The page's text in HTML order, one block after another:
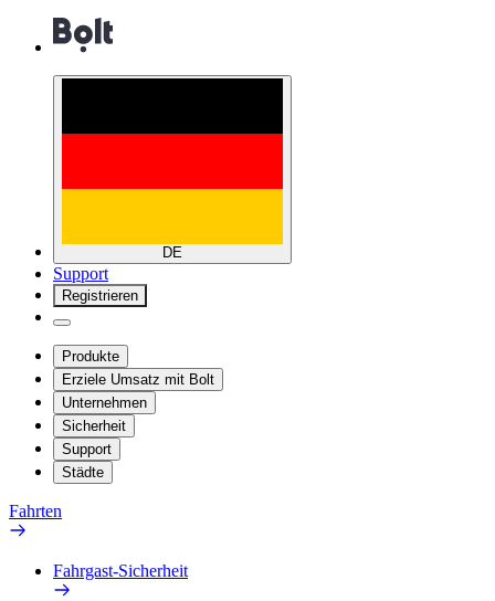
DE
Support
Registrieren
Produkte
Erziele Umsatz mit Bolt
Unternehmen
Sicherheit
Support
Städte
Fahrten
Fahrgast-Sicherheit